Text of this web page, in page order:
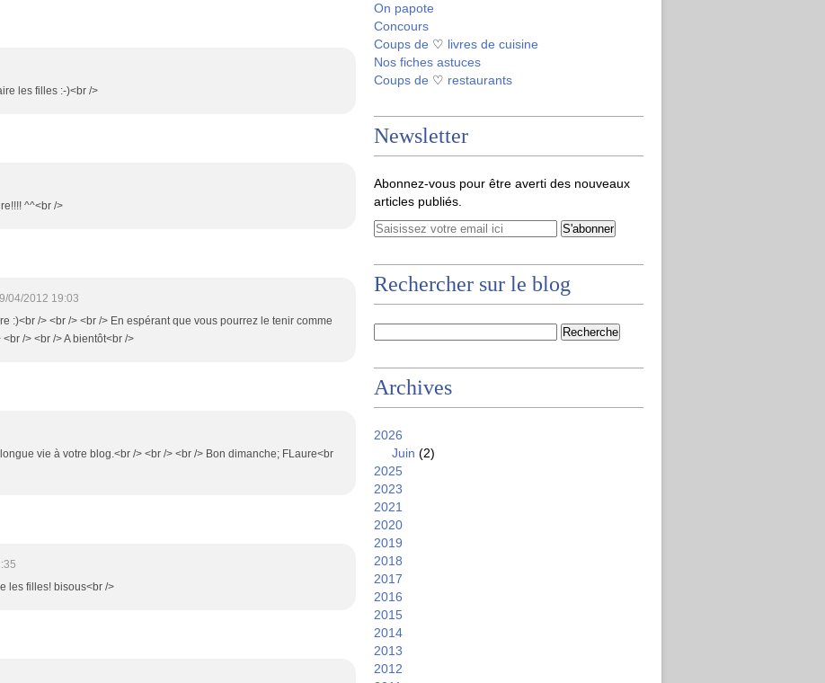
les filles :-)<br />
^^<br />
04/2012 19:03
:)<br /> <br /> <br /> En espérant que vous pourrez le tenir comme
/> <br /> A bientôt<br />
vie à votre blog.<br /> <br /> <br /> Bon dimanche; FLaure<br
les filles! bisous<br />
On papote
Concours
Coups de ♡ livres de cuisine
Nos fiches astuces
Coups de ♡ restaurants
Newsletter
Abonnez-vous pour être averti des nouveaux
articles publiés.
Rechercher sur le blog
Archives
2026
Juin (2)
2025
2023
2021
2020
2019
2018
2017
2016
2015
2014
2013
2012